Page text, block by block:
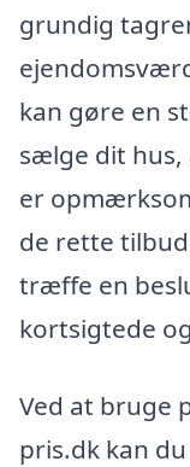
grundig
kan gøre en
sælge dit
er
de rette
træffe en
kortsigtede
Ved at bruge
pris.dk kan